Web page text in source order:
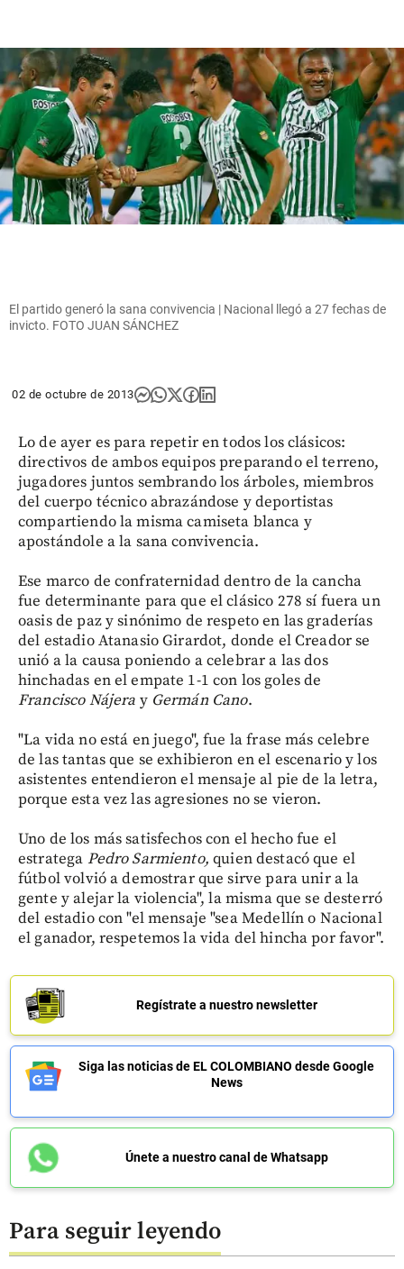
El partido generó la sana convivencia | Nacional llegó a 27 fechas de
invicto. FOTO JUAN SÁNCHEZ
02 de octubre de 2013
Lo de ayer es para repetir en todos los clásicos:
directivos de ambos equipos preparando el terreno,
jugadores juntos sembrando los árboles, miembros
del cuerpo técnico abrazándose y deportistas
compartiendo la misma camiseta blanca y
apostándole a la sana convivencia.
Ese marco de confraternidad dentro de la cancha
fue determinante para que el clásico 278 sí fuera un
oasis de paz y sinónimo de respeto en las graderías
del estadio Atanasio Girardot, donde el Creador se
unió a la causa poniendo a celebrar a las dos
hinchadas en el empate 1-1 con los goles de
Francisco Nájera y Germán Cano.
"La vida no está en juego", fue la frase más celebre
de las tantas que se exhibieron en el escenario y los
asistentes entendieron el mensaje al pie de la letra,
porque esta vez las agresiones no se vieron.
Uno de los más satisfechos con el hecho fue el
estratega Pedro Sarmiento,quien destacó que el
fútbol volvió a demostrar que sirve para unir a la
gente y alejar la violencia", la misma que se desterró
del estadio con "el mensaje "sea Medellín o Nacional
el ganador, respetemos la vida del hincha por favor".
Regístrate a nuestro newsletter
Siga las noticias de EL COLOMBIANO desde Google
News
Únete a nuestro canal de Whatsapp
Para seguir leyendo